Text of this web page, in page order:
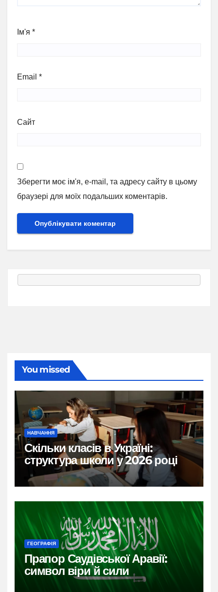
Ім'я *
Email *
Сайт
Зберегти моє ім'я, e-mail, та адресу сайту в цьому
браузері для моїх подальших коментарів.
You missed
НАВЧАННЯ
Скільки класів в Україні:
структура школи у 2026 році
ГЕОГРАФІЯ
Прапор Саудівської Аравії:
символ віри й сили